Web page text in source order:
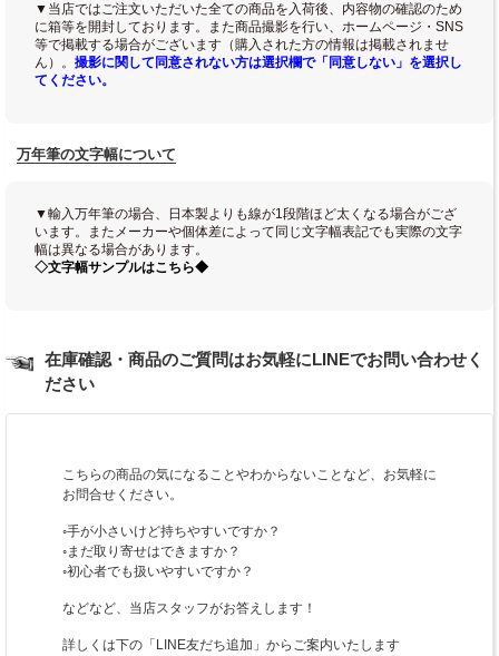
▼当店ではご注文いただいた全ての商品を入荷後、内容物の確認のため
に箱等を開封しております。また商品撮影を行い、ホームページ・SNS
等で掲載する場合がございます（購入された方の情報は掲載されませ
ん）。 撮影に関して同意されない方は選択欄で「同意しない」を選択し
てください。
万年筆の文字幅について
▼輸入万年筆の場合、日本製よりも線が1段階ほど太くなる場合がござ
います。またメーカーや個体差によって同じ文字幅表記でも実際の文字
幅は異なる場合があります。
◇文字幅サンプルはこちら◆
在庫確認・商品のご質問はお気軽にLINEでお問い合わせく
ださい
こちらの商品の気になることやわからないことなど、お気軽に
お問合せください。
◦手が小さいけど持ちやすいですか？
◦まだ取り寄せはできますか？
◦初心者でも扱いやすいですか？
などなど、当店スタッフがお答えします！
詳しくは下の「LINE友だち追加」からご案内いたします